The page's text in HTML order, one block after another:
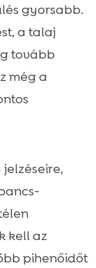
gyorsabb.
a talaj
tovább
még a
kell az
pihenőidőt